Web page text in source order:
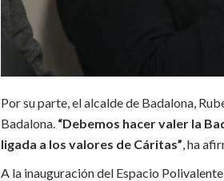
Por su parte, el alcalde de Badalona,
Badalona. “Debemos hacer valer la
ligada a los valores de Cáritas”, ha
A la inauguración del Espacio